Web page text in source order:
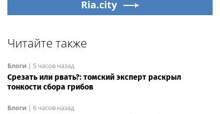
Ria.city
Читайте также
Блоги | 5 часов назад
Срезать или рвать?: томский эксперт раскрыл
тонкости сбора грибов
Блоги | 6 часов назад